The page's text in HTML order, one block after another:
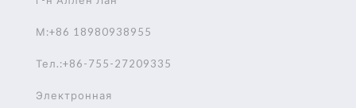
М:+86 18980938955
Тел.:+86-755-27209335
Электронная